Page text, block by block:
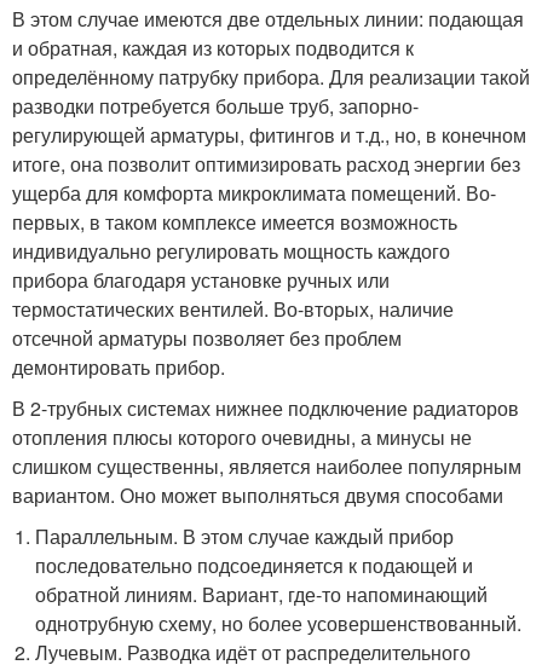
В этом случае имеются две отдельных линии: подающая
и обратная, каждая из которых подводится к
определённому патрубку прибора. Для реализации такой
разводки потребуется больше труб, запорно-
регулирующей арматуры, фитингов и т.д., но, в конечном
итоге, она позволит оптимизировать расход энергии без
ущерба для комфорта микроклимата помещений. Во-
первых, в таком комплексе имеется возможность
индивидуально регулировать мощность каждого
прибора благодаря установке ручных или
термостатических вентилей. Во-вторых, наличие
отсечной арматуры позволяет без проблем
демонтировать прибор.
В 2-трубных системах нижнее подключение радиаторов
отопления плюсы которого очевидны, а минусы не
слишком существенны, является наиболее популярным
вариантом. Оно может выполняться двумя способами
Параллельным. В этом случае каждый прибор
последовательно подсоединяется к подающей и
обратной линиям. Вариант, где-то напоминающий
однотрубную схему, но более усовершенствованный.
Лучевым. Разводка идёт от распределительного